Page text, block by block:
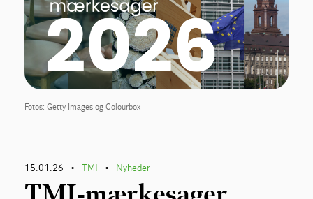
Fotos: Getty Images og Colourbox
15.01.26 • TMI • Nyheder